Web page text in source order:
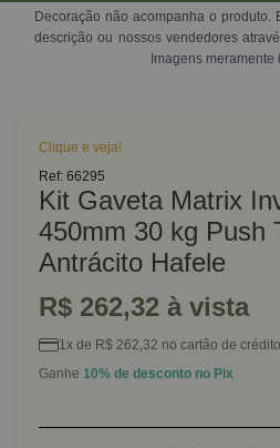
Decoração não acompanha o produto.
descrição ou nossos vendedores
Imagens meramente
Clique e veja!
Ref: 66295
Kit Gaveta Matrix
450mm 30 kg Push
Antrácito Hafele
R$ 262,32 à vista
1x de R$ 262,32 no cartão de crédito
Ganhe 10% de desconto no Pix